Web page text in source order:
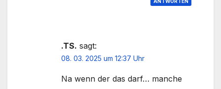
.TS. sagt:
08. 03. 2025 um 12:37 Uhr
Na wenn der das darf… manche